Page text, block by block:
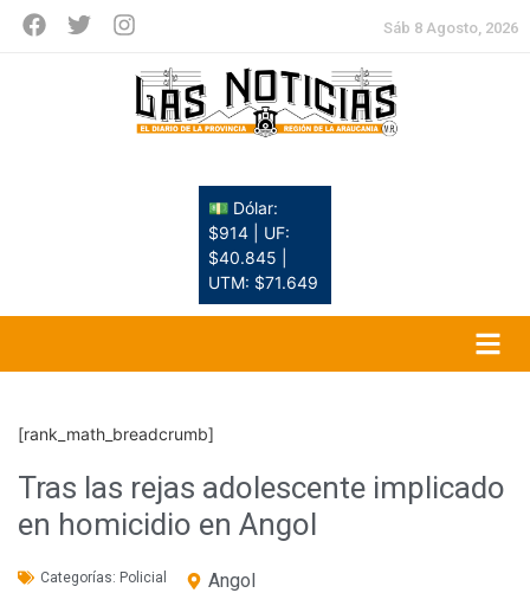
Sáb 8 Agosto, 2026
💵 Dólar:
$914 | UF:
$40.845 |
UTM: $71.649
[rank_math_breadcrumb]
Tras las rejas adolescente implicado
en homicidio en Angol
Categorías: Policial Angol